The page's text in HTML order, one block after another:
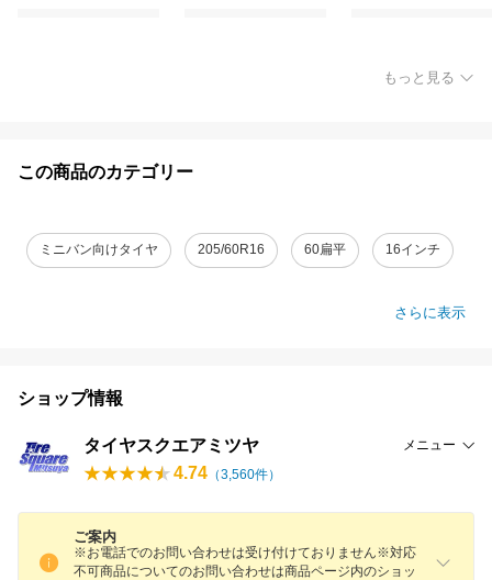
もっと見る
この商品のカテゴリー
ミニバン向けタイヤ 205/60R16 60扁平 16インチ
さらに表示
ショップ情報
タイヤスクエアミツヤ メニュー
4.74 （3,560件）
ご案内
※お電話でのお問い合わせは受け付けておりません※対応
不可商品についてのお問い合わせは商品ページ内のショッ